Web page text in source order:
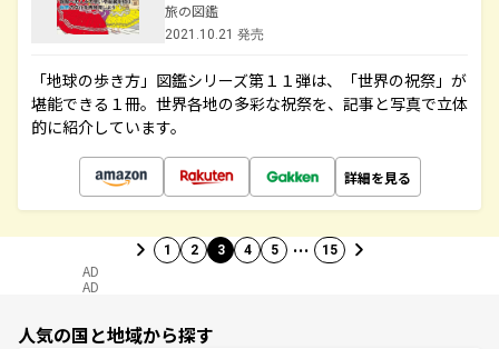
旅の図鑑
2021.10.21 発売
「地球の歩き方」図鑑シリーズ第１１弾は、「世界の祝祭」が
堪能できる１冊。世界各地の多彩な祝祭を、記事と写真で立体
的に紹介しています。
詳細を見る
1 2 3 4 5 … 15
AD
AD
人気の国と地域から探す